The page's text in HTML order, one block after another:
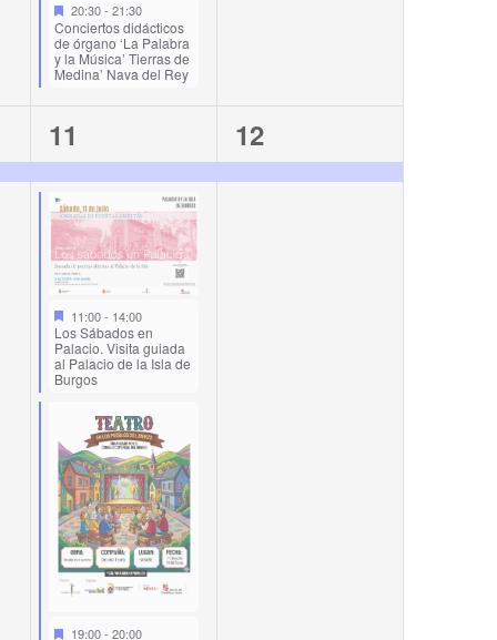
20:30-21:30
Conciertos didácticos
de órgano ‘La Palabra
y la Música’ Tierras de
Medina’ Nava del Rey
3
events,
11
11:00- 14:00
Los Sábados en
Palacio. Visita guiada
al Palacio de la Isla de
Burgos
19:00-20:00
1
event,
12